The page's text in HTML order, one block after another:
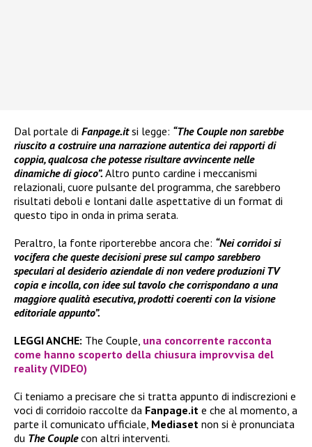
Dal portale di Fanpage.itsi legge: “The Couple non sarebbe
riuscito a costruire una narrazione autentica dei rapporti di
coppia, qualcosa che potesse risultare avvincente nelle
dinamiche di gioco”. Altro punto cardine i meccanismi
relazionali, cuore pulsante del programma, che sarebbero
risultati deboli e lontani dalle aspettative di un format di
questo tipo in onda in prima serata.
Peraltro, la fonte riporterebbe ancora che: “Nei corridoi si
vocifera che queste decisioni prese sul campo sarebbero
speculari al desiderio aziendale di non vedere produzioni TV
copia e incolla, con idee sul tavolo che corrispondano a una
maggiore qualità esecutiva, prodotti coerenti con la visione
editoriale appunto”.
LEGGI ANCHE: The Couple, una concorrente racconta
come hanno scoperto della chiusura improvvisa del
reality (VIDEO)
Ci teniamo a precisare che si tratta appunto di indiscrezioni e
voci di corridoio raccolte da Fanpage.it e che al momento, a
parte il comunicato ufficiale, Mediaset non si è pronunciata
du The Couplecon altri interventi.